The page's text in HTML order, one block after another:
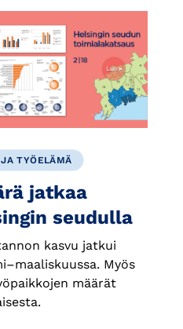
TYÖELÄMÄ
jatkaa
seudulla
kasvu jatkui
Myös
määrät